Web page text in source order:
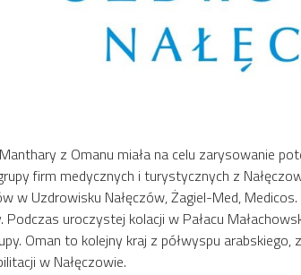
z Omanu miała na celu zarysowanie
firm medycznych i turystycznych z
w Uzdrowisku Nałęczów, Żagiel-Med,
uroczystej kolacji w Pałacu
Oman to kolejny kraj z półwyspu
w Nałęczowie.